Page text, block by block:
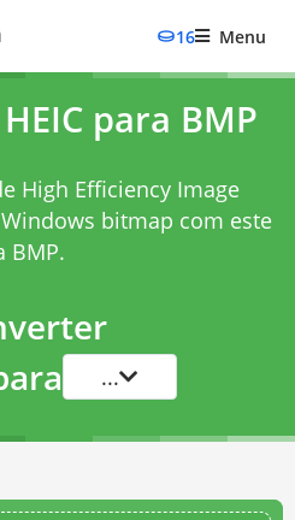
16 Menu
para BMP
High Efficiency Image
bitmap com este
BMP.
...